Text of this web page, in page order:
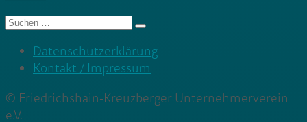
Suche
Datenschutzerklärung
Kontakt / Impressum
© Friedrichshain-Kreuzberger Unternehmerverein
e.V.